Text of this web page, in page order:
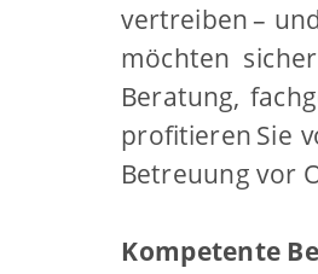
vertreiben– und
möchten
Beratung,
profitieren Sie
Betreuung vor
Kompetente